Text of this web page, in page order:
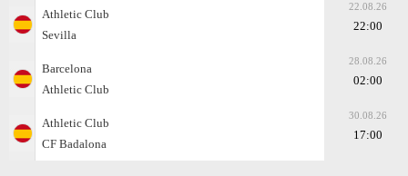
Athletic Club
Sevilla
22.08.26
22:00
Barcelona
Athletic Club
28.08.26
02:00
Athletic Club
CF Badalona
30.08.26
17:00